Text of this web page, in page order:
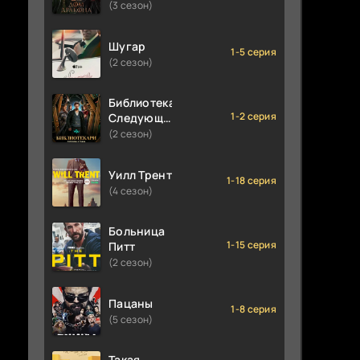
(3 сезон)
Шугар
(2 сезон)
1-5 серия
Библиотекари:
Следующая
глава
(2 сезон)
1-2 серия
Уилл Трент
(4 сезон)
1-18 серия
Больница
Питт
(2 сезон)
1-15 серия
Пацаны
(5 сезон)
1-8 серия